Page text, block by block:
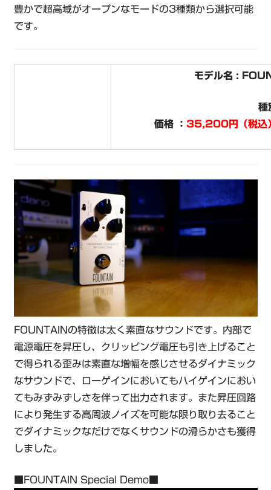
豊かで超高域がオープンなモードの3種類から選択可能
です。
モデル名 :
種
価格 ： 35,200円（税込
FOUNTAINの特徴は太く素直なサウンドです。内部で
電源電圧を昇圧し、クリッピング電圧も引き上げること
で得られる歪みは素直な増幅を感じさせるダイナミック
なサウンドで、ローゲインにおいてもハイゲインにおい
てもみずみずしさを伴って出力されます。また昇圧回路
により発生する高周波ノイズを可能な限り取り去ること
でダイナミックなだけでなくサウンドの滑らかさも獲得
しました。
■FOUNTAIN Special Demo■